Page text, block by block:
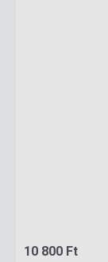
10 800 Ft